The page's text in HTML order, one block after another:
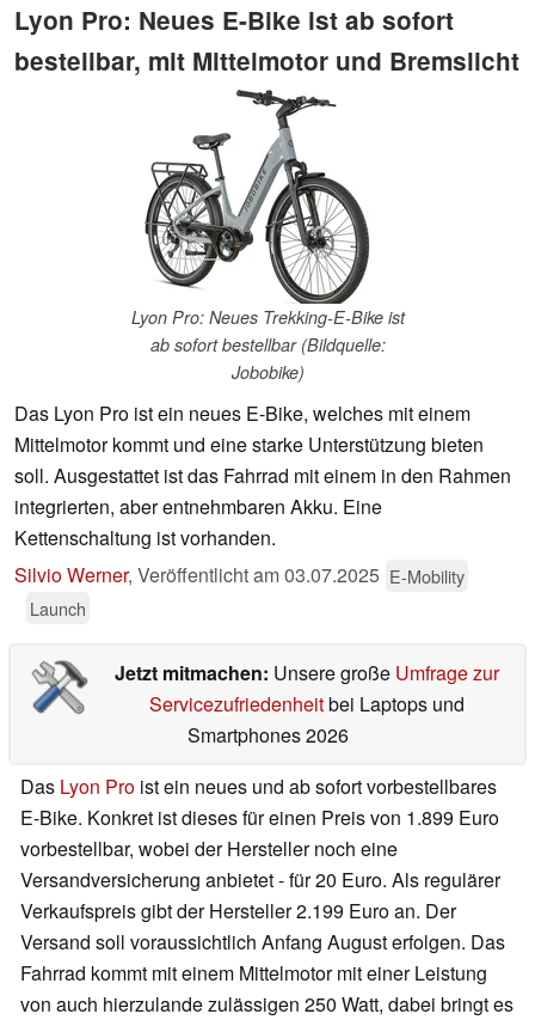
Lyon Pro: Neues E-Bike ist ab sofort
bestellbar, mit Mittelmotor und Bremslicht
Lyon Pro: Neues Trekking-E-Bike ist
ab sofort bestellbar (Bildquelle:
Jobobike)
Das Lyon Pro ist ein neues E-Bike, welches mit einem
Mittelmotor kommt und eine starke Unterstützung bieten
soll. Ausgestattet ist das Fahrrad mit einem in den Rahmen
integrierten, aber entnehmbaren Akku. Eine
Kettenschaltung ist vorhanden.
Silvio Werner, Veröffentlicht am03.07.2025 E-Mobility
Launch
Jetzt mitmachen: Unsere große Umfrage zur
Servicezufriedenheitbei Laptops und
Smartphones 2026
Das Lyon Pro ist ein neues und ab sofort vorbestellbares
E-Bike. Konkret ist dieses für einen Preis von 1.899 Euro
vorbestellbar, wobei der Hersteller noch eine
Versandversicherung anbietet - für 20 Euro. Als regulärer
Verkaufspreis gibt der Hersteller 2.199 Euro an. Der
Versand soll voraussichtlich Anfang August erfolgen. Das
Fahrrad kommt mit einem Mittelmotor mit einer Leistung
von auch hierzulande zulässigen 250 Watt, dabei bringt es